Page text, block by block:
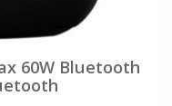
60W Bluetooth